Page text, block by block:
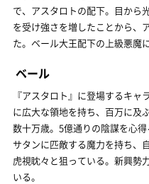
で、アスタロトの配下。目から
を受け強さを増したことから、
た。ベール大王配下の上級悪魔
ベール
『アスタロト』に登場するキ
に広大な領地を持ち、百万に及
数十万歳。5億通りの陰謀を心
サタンに匹敵する魔力を持ち、
虎視眈々と狙っている。新興勢
いる。